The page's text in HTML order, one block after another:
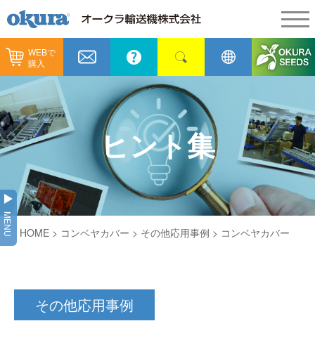
WEBで
購入
製品情報
製品情報
コンベヤ機器
コンベヤ機器を探す
用途から探す
コンベヤ機器の技術情報
GTPシステム
納入事例
納入事例
全業種
製造
物流
通販
メンテナンス
カタログ／CAD
会社情報
会社情報
企業理念
採用情報
オークラミュージアム
ヒント集
MENU HOME > コンベヤカバー > その他応用事例 > コンベヤカバー
その他応用事例